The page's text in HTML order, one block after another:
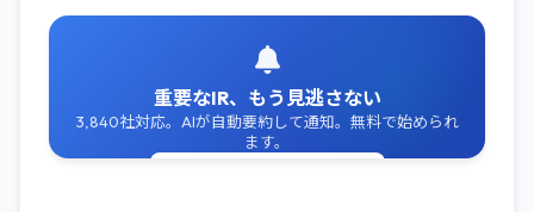
重要なIR、もう見逃さない
3,840社対応。AIが自動要約して通知。無料で始められ
ます。